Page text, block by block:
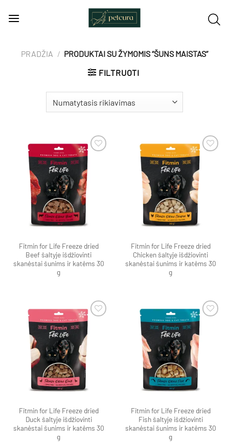
PRADŽIA / PRODUKTAI SU ŽYMOMIS “ŠUNS MAISTAS”
FILTRUOTI
Pamėgti
produktą
Fitmin for Life Freeze dried
Beef šaltyje išdžiovinti
skanėstai šunims ir katėms 30
g
Pamėgti
produktą
Fitmin for Life Freeze dried
Chicken šaltyje išdžiovinti
skanėstai šunims ir katėms 30
g
Pamėgti
Fitmin for Life Freeze dried
Duck šaltyje išdžiovinti
skanėstai šunims ir katėms 30
g
Pamėgti
produktą
Fitmin for Life Freeze dried
Fish šaltyje išdžiovinti
skanėstai šunims ir katėms 30
g